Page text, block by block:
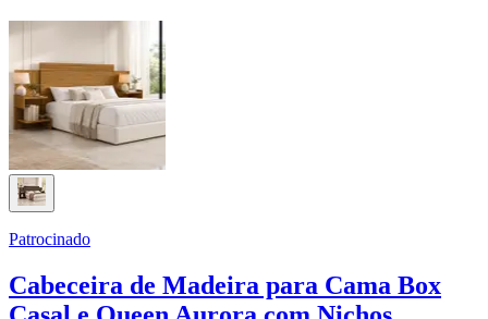
Patrocinado
Cabeceira de Madeira para Cama Box